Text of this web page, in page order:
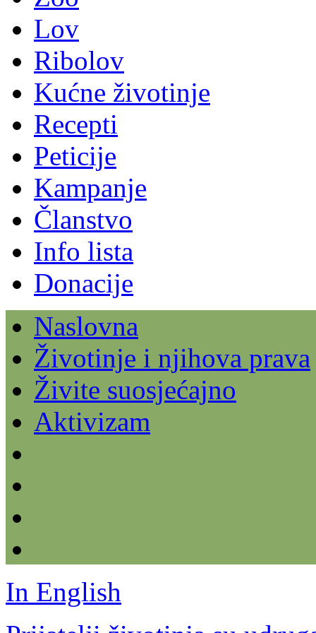
Lov
Ribolov
Kućne životinje
Recepti
Peticije
Kampanje
Članstvo
Info lista
Donacije
Naslovna
Životinje i njihova prava
Živite suosjećajno
Aktivizam
In English